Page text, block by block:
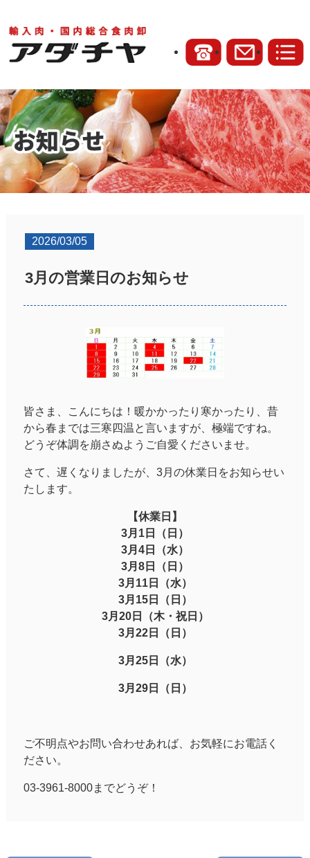
2026/03/05
3月の営業日のお知らせ
皆さま、こんにちは！暖かかったり寒かったり、昔
から春までは三寒四温と言いますが、極端ですね。
どうぞ体調を崩さぬようご自愛くださいませ。
さて、遅くなりましたが、3月の休業日をお知らせい
たします。
【休業日】
3月1日（日）
3月4日（水）
3月8日（日）
3月11日（水）
3月15日（日）
3月20日（木・祝日）
3月22日（日）
3月25日（水）
3月29日（日）
ご不明点やお問い合わせあれば、お気軽にお電話く
ださい。
03-3961-8000までどうぞ！